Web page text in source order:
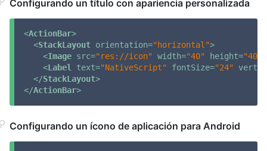
Configurando un título con apariencia personalizada
<ActionBar>
<StackLayout orientation="horizontal">
<Image src="res://icon" width="40" height="40"
<Label text="NativeScript" fontSize="24"
</StackLayout>
</ActionBar>
Configurando un ícono de aplicación para Android